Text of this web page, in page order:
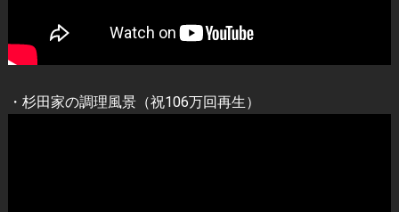
・杉田家の調理風景（祝106万回再生）